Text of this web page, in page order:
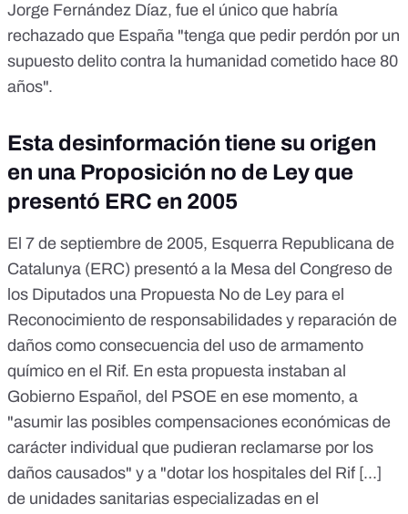
Jorge Fernández Díaz, fue el único que habría
rechazado que España "tenga que pedir perdón por un
supuesto delito contra la humanidad cometido hace 80
años".
Esta desinformación tiene su origen
en una Proposición no de Ley que
presentó ERC en 2005
El 7 de septiembre de 2005, Esquerra Republicana de
Catalunya (ERC) presentó a la Mesa del Congreso de
los Diputados una Propuesta No de Ley para el
Reconocimiento de responsabilidades y reparación de
daños como consecuencia del uso de armamento
químico en el Rif. En esta propuesta instaban al
Gobierno Español, del PSOE en ese momento, a
"asumir las posibles compensaciones económicas de
carácter individual que pudieran reclamarse por los
daños causados" y a "dotar los hospitales del Rif [...]
de unidades sanitarias especializadas en el